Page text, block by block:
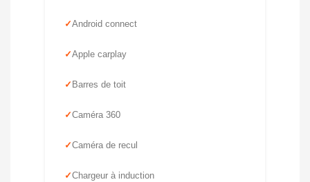
Android connect
Apple carplay
Barres de toit
Caméra 360
Caméra de recul
Chargeur à induction